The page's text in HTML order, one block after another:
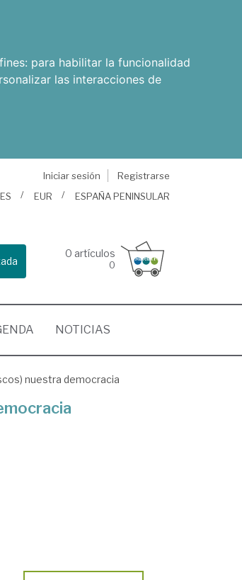
para habilitar la funcionalidad
las interacciones de
Iniciar sesión
Registrarse
ES
EUR ESPAÑA PENINSULAR
0 artículos
0
NOTICIAS
nuestra democracia